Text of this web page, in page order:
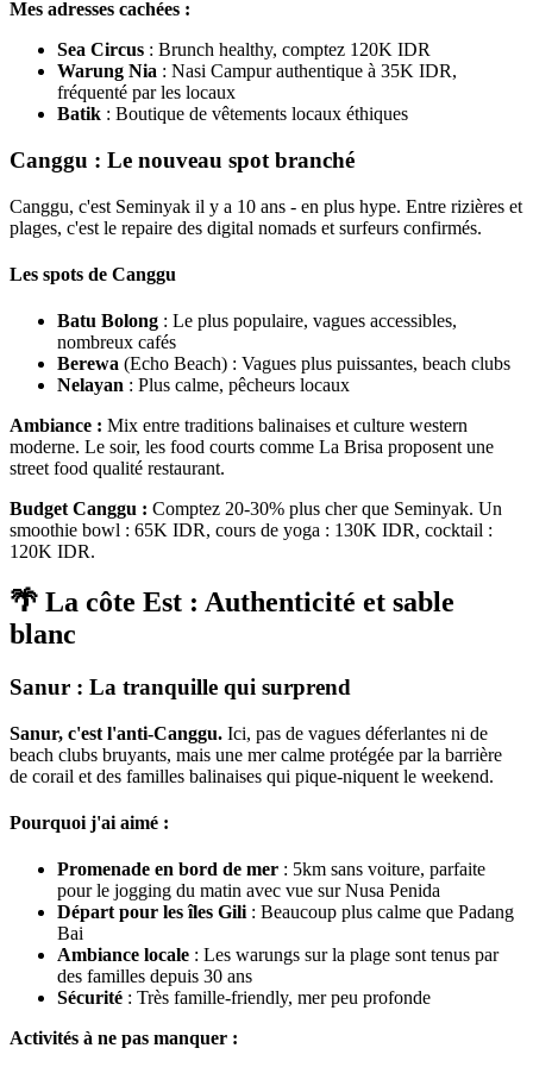
Mes adresses cachées :
Sea Circus : Brunch healthy, comptez 120K IDR
Warung Nia : Nasi Campur authentique à 35K IDR,
fréquenté par les locaux
Batik : Boutique de vêtements locaux éthiques
Canggu : Le nouveau spot branché
Canggu, c'est Seminyak il y a 10 ans - en plus hype. Entre rizières et
plages, c'est le repaire des digital nomads et surfeurs confirmés.
Les spots de Canggu
Batu Bolong : Le plus populaire, vagues accessibles,
nombreux cafés
Berewa (Echo Beach) : Vagues plus puissantes, beach clubs
Nelayan : Plus calme, pêcheurs locaux
Ambiance : Mix entre traditions balinaises et culture western
moderne. Le soir, les food courts comme La Brisa proposent une
street food qualité restaurant.
Budget Canggu : Comptez 20-30% plus cher que Seminyak. Un
smoothie bowl : 65K IDR, cours de yoga : 130K IDR, cocktail :
120K IDR.
🌴 La côte Est : Authenticité et sable
blanc
Sanur : La tranquille qui surprend
Sanur, c'est l'anti-Canggu. Ici, pas de vagues déferlantes ni de
beach clubs bruyants, mais une mer calme protégée par la barrière
de corail et des familles balinaises qui pique-niquent le weekend.
Pourquoi j'ai aimé :
Promenade en bord de mer : 5km sans voiture, parfaite
pour le jogging du matin avec vue sur Nusa Penida
Départ pour les îles Gili : Beaucoup plus calme que Padang
Bai
Ambiance locale : Les warungs sur la plage sont tenus par
des familles depuis 30 ans
Sécurité : Très famille-friendly, mer peu profonde
Activités à ne pas manquer :